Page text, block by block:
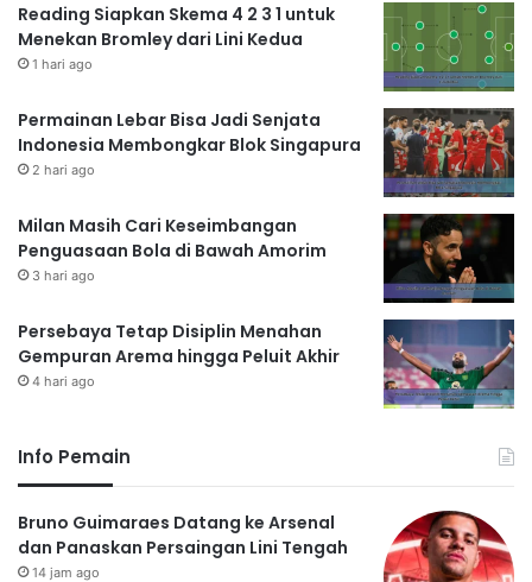
Reading Siapkan Skema 4 2 3 1 untuk
Menekan Bromley dari Lini Kedua
1 hari ago
Permainan Lebar Bisa Jadi Senjata
Indonesia Membongkar Blok Singapura
2 hari ago
Milan Masih Cari Keseimbangan
Penguasaan Bola di Bawah Amorim
3 hari ago
Persebaya Tetap Disiplin Menahan
Gempuran Arema hingga Peluit Akhir
4 hari ago
Info Pemain
Bruno Guimaraes Datang ke Arsenal
dan Panaskan Persaingan Lini Tengah
14 jam ago